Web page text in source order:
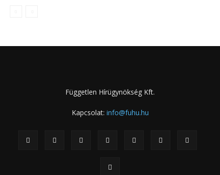
Független Hírügynökség Kft.
Kapcsolat: info@fuhu.hu